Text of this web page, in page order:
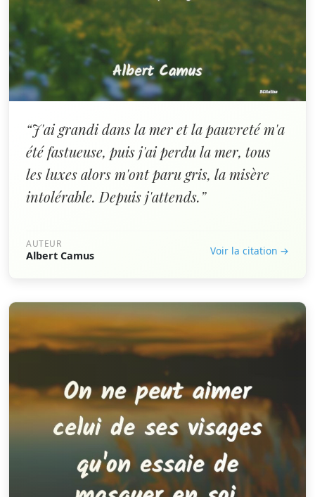
“J'ai grandi dans la mer et la pauvreté m'a
été fastueuse, puis j'ai perdu la mer, tous
les luxes alors m'ont paru gris, la misère
intolérable. Depuis j'attends.”
AUTEUR
Albert Camus Voir la citation →